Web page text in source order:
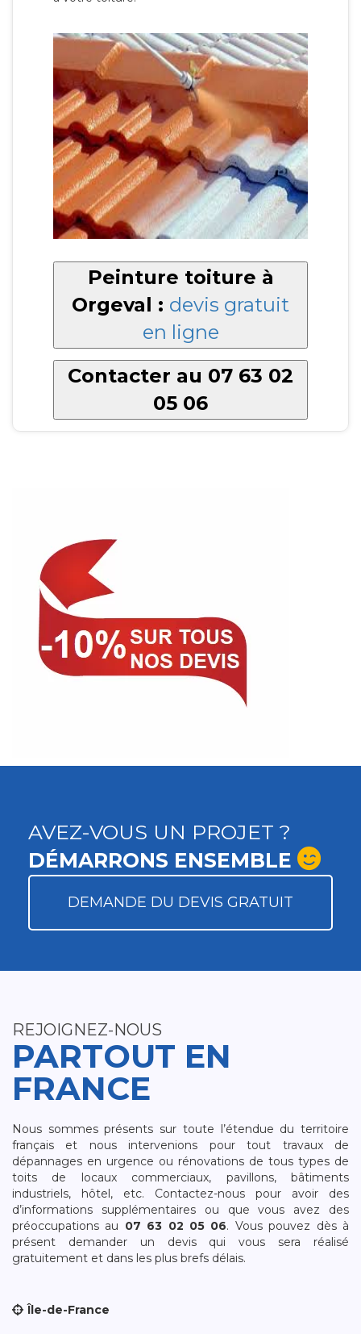
Peinture toiture à
Orgeval : devis gratuit
en ligne
Contacter au 07 63 02
05 06
AVEZ-VOUS UN PROJET ?
DÉMARRONS ENSEMBLE
DEMANDE DU DEVIS GRATUIT
REJOIGNEZ-NOUS
PARTOUT EN
FRANCE
Nous sommes présents sur toute l’étendue du territoire
français et nous intervenions pour tout travaux de
dépannages en urgence ou rénovations de tous types de
toits de locaux commerciaux, pavillons, bâtiments
industriels, hôtel, etc. Contactez-nous pour avoir des
d’informations supplémentaires ou que vous avez des
préoccupations au 07 63 02 05 06. Vous pouvez dès à
présent demander un devis qui vous sera réalisé
gratuitement et dans les plus brefs délais.
Île-de-France